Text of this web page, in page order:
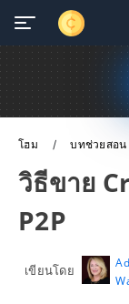
โฮม บทช่วยสอน
วิธีขาย
P2P
เขียนโดย